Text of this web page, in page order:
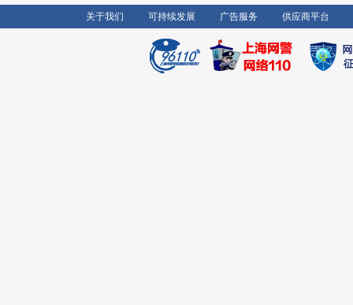
关于我们 可持续发展 广告服务 供应商平台